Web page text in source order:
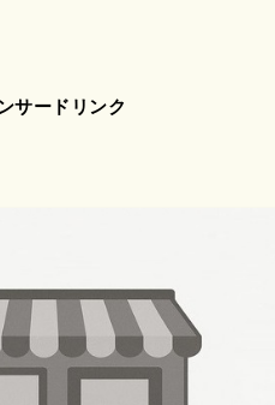
サードリンク